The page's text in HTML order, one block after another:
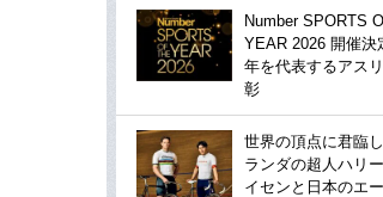
Number SPORTS
YEAR 2026 開催決
年を代表するアス
彰
世界の頂点に君臨
ランダの超人ハリ
イセンと日本のエ